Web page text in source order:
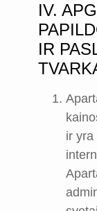
IV.
IR
ir yra